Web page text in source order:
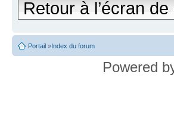
Retour à l’écran
Portail »Index du forum
Powered